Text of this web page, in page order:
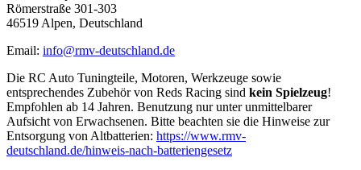
Römerstraße 301-303
46519 Alpen, Deutschland
Email: info@rmv-deutschland.de
Die RC Auto Tuningteile, Motoren, Werkzeuge sowie
entsprechendes Zubehör von Reds Racing sind kein Spielzeug!
Empfohlen ab 14 Jahren. Benutzung nur unter unmittelbarer
Aufsicht von Erwachsenen. Bitte beachten sie die Hinweise zur
Entsorgung von Altbatterien: https://www.rmv-
deutschland.de/hinweis-nach-batteriengesetz